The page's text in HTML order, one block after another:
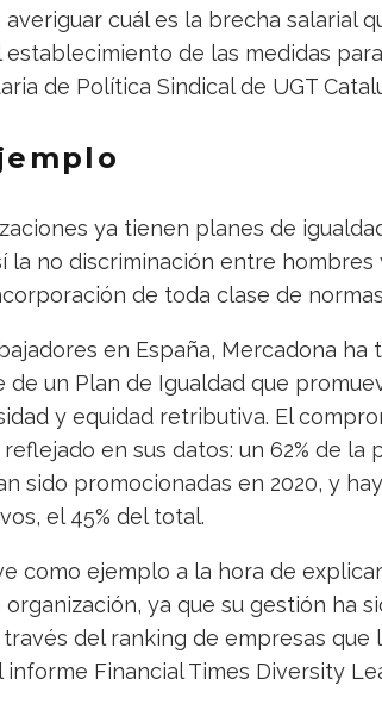
cuál es la brecha salarial
de las medidas
de Política Sindical de UGT
ya tienen planes de
la no discriminación entre hombres
de toda clase de
en España, Mercadona
de un Plan de Igualdad que
y equidad retributiva. El
en sus datos: un 62% de la
sido promocionadas en 2020, y
el 45% del total.
como ejemplo a la hora de
ya que su gestión ha
del ranking de empresas que
Financial Times Diversity